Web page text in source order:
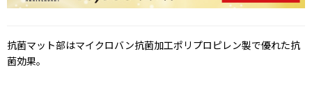
抗菌マット部はマイクロバン抗菌加工ポリプロピレン製で優れた抗
菌効果。